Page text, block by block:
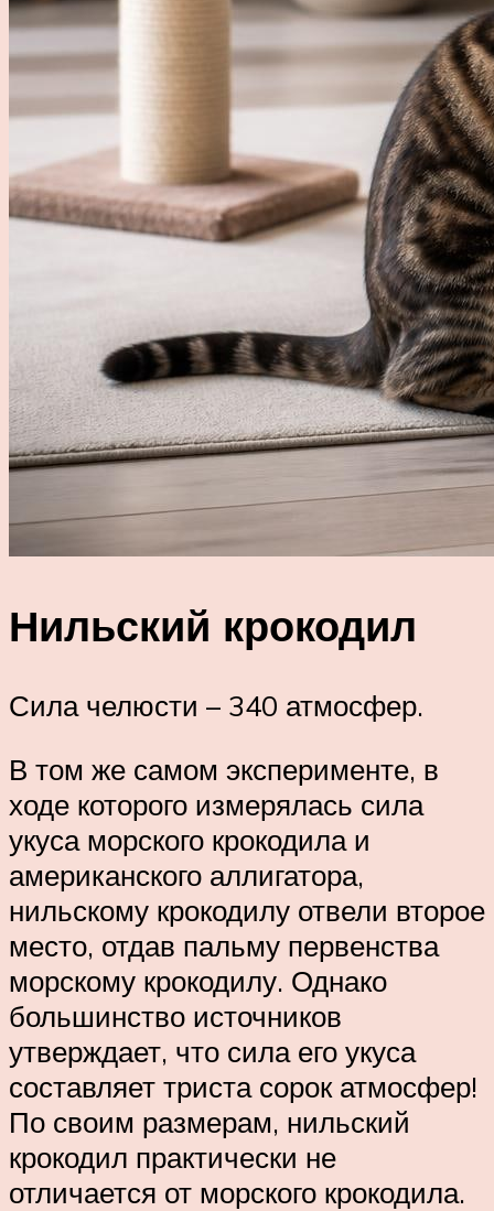
Нильский крокодил
Сила челюсти – 340 атмосфер.
В том же самом эксперименте, в
ходе которого измерялась сила
укуса морского крокодила и
американского аллигатора,
нильскому крокодилу отвели второе
место, отдав пальму первенства
морскому крокодилу. Однако
большинство источников
утверждает, что сила его укуса
составляет триста сорок атмосфер!
По своим размерам, нильский
крокодил практически не
отличается от морского крокодила.